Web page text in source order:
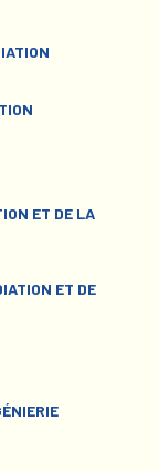
ET DE LA
ET DE